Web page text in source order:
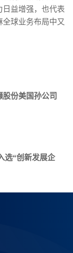
益增强，也代表
球业务布局中又
份美国孙公司
选“创新发展企